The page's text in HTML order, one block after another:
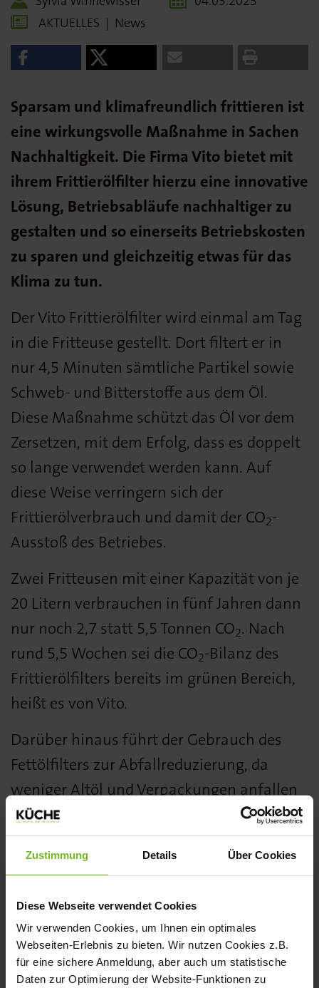
Zustimmung Details Über Cookies
Diese Webseite verwendet Cookies
Wir verwenden Cookies, um Ihnen ein optimales
Webseiten-Erlebnis zu bieten. Wir nutzen Cookies z.B.
für eine sichere Anmeldung, aber auch um statistische
Daten zur Optimierung der Website-Funktionen zu
AKTUELLES | News
Sparsam und klimafreundlich frittieren ist
eine wirkungsvolle Maßnahme in Sachen
Nachhaltigkeit. Die Firma Vito bietet mit
ihrem Frittierölfilter hierzu eine innovative
Lösung, Betriebsabläufe nachhaltiger zu
gestalten und so einerseits Betriebskosten
zu sparen und gleichzeitig etwas für das
Klima zu tun.
Der Vito Frittierölfilter wird einmal am Tag
in die Fritteuse gestellt. Dort filtert er in
nur 4,5 Minuten sämtliche Partikel sowie
Schweb- und Bitterstoffe aus dem Öl.
Diese Maßnahme schützt das Öl vor dem
Zersetzen, mit dem Erfolg, dass es doppelt
so lange verwendet werden kann. Auf
diese Weise verringern sich der
Frittierölverbrauch und damit der CO2-
Ausstoß des Betriebes.
Zwei Fritteusen mit einer Kapazität von je
20 Litern verbrauchen in fünf Jahren dann
nur noch 2,7 statt 5,5 Tonnen CO2. Nach
rund 5,5 Wochen sei die CO2-Bilanz des
Frittierölfilters bereits im grünen Bereich,
heißt es von Vito.
Darüber hinaus führt der Gebrauch des
Fettölfilters zur Abfallreduzierung, da
weniger Altöl und Verpackungen anfallen
– was sich positiv auf den ökologischen
Fußabdruck des gastronomischen
Betriebes auswirkt.
Die Zellulosefilter im Gerät sind vollständig
biologisch abbaubar und stellen damit
keine Umweltbelastung dar. Und
schließlich betont das Unternehmen aus